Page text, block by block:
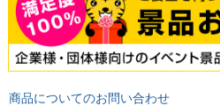
商品についてのお問い合わせ